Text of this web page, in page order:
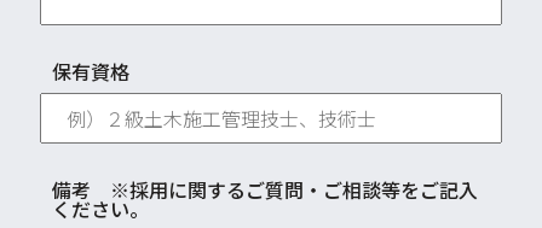
保有資格
備考 ※採用に関するご質問・ご相談等をご記入
ください。